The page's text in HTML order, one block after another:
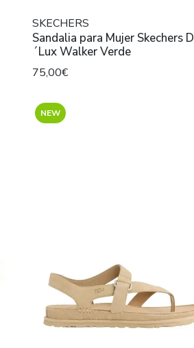
SKECHERS
Sandalia para Mujer Skechers D
´Lux Walker Verde
75,00€
NEW